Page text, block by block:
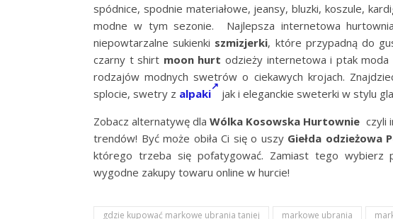
spódnice, spodnie materiałowe, jeansy, bluzki, koszule,
modne w tym sezonie. Najlepsza internetowa
niepowtarzalne sukienki szmizjerki, które przypadną do
czarny t shirt moon hurt odzieży internetowa i ptak
rodzajów modnych swetrów o ciekawych krojach.
splocie, swetry z alpaki
jak i eleganckie sweterki w stylu
Zobacz alternatywę dlaWólka Kosowska Hurtownie czyli
trendów! Być może obiła Ci się o uszy Giełda odzieżowa
którego trzeba się pofatygować. Zamiast tego wybierz
wygodne zakupy towaru online w hurcie!
gdzie kupować markowe ubrania taniej markowe ubrania